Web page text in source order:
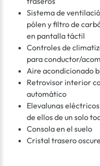
Sistema de
pólen y filtro de
en pantalla táctil
Controles de
para conductor/
Aire acondicionado
Retrovisor interior
automático
Elevalunas
de ellos de un solo
Consola en el suelo
Cristal trasero